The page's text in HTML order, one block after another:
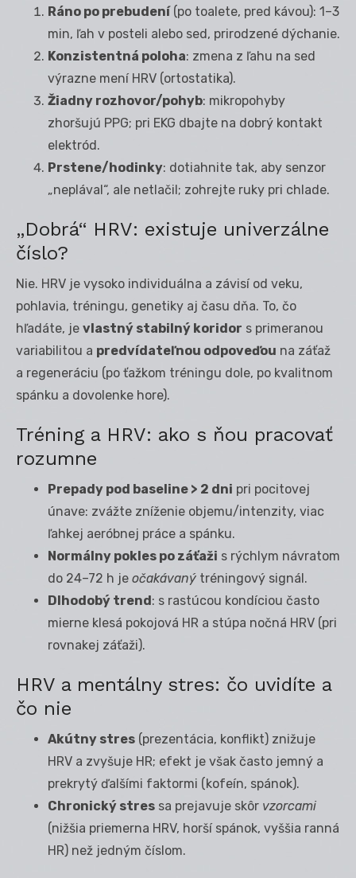
Ráno po prebudení(po toalete, pred kávou): 1–3
min, ľah v posteli alebo sed, prirodzené dýchanie.
Konzistentná poloha: zmena z ľahu na sed
výrazne mení HRV (ortostatika).
Žiadny rozhovor/pohyb: mikropohyby
zhoršujú PPG; pri EKG dbajte na dobrý kontakt
elektród.
Prstene/hodinky: dotiahnite tak, aby senzor
„neplával“, ale netlačil; zohrejte ruky pri chlade.
„Dobrá“ HRV: existuje univerzálne
číslo?
Nie. HRV je vysoko individuálna a závisí od veku,
pohlavia, tréningu, genetiky aj času dňa. To, čo
hľadáte, je vlastný stabilný koridor s primeranou
variabilitou a predvídateľnou odpoveďou na záťaž
a regeneráciu (po ťažkom tréningu dole, po kvalitnom
spánku a dovolenke hore).
Tréning a HRV: ako s ňou pracovať
rozumne
Prepady pod baseline > 2 dni pri pocitovej
únave: zvážte zníženie objemu/intenzity, viac
ľahkej aeróbnej práce a spánku.
Normálny pokles po záťaži s rýchlym návratom
do 24–72 h je očakávaný tréningový signál.
Dlhodobý trend : s rastúcou kondíciou často
mierne klesá pokojová HR a stúpa nočná HRV (pri
rovnakej záťaži).
HRV a mentálny stres: čo uvidíte a
čo nie
Akútny stres (prezentácia, konflikt) znižuje
HRV a zvyšuje HR; efekt je však často jemný a
prekrytý ďalšími faktormi (kofeín, spánok).
Chronický stres sa prejavuje skôr vzorcami
(nižšia priemerna HRV, horší spánok, vyššia ranná
HR) než jedným číslom.